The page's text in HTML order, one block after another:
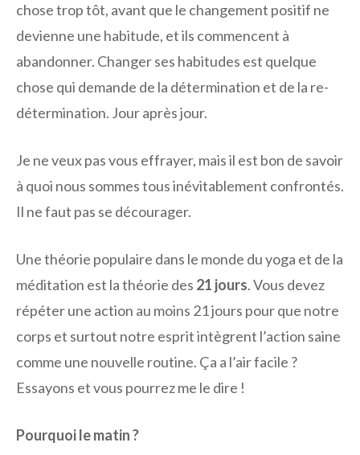
chose trop tôt, avant que le changement positif ne
devienne une habitude, et ils commencent à
abandonner. Changer ses habitudes est quelque
chose qui demande de la détermination et de la re-
détermination. Jour après jour.
Je ne veux pas vous effrayer, mais il est bon de savoir
à quoi nous sommes tous inévitablement confrontés.
Il ne faut pas se décourager.
Une théorie populaire dans le monde du yoga et de la
méditation est la théorie des 21 jours. Vous devez
répéter une action au moins 21 jours pour que notre
corps et surtout notre esprit intègrent l’action saine
comme une nouvelle routine. Ça a l’air facile ?
Essayons et vous pourrez me le dire !
Pourquoi le matin ?